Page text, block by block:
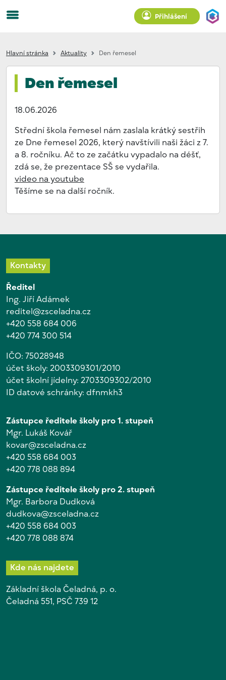
Přihlášení
Hlavní stránka Aktuality Den řemesel
Den řemesel
18.06.2026
Střední škola řemesel nám zaslala krátký sestřih
ze Dne řemesel 2026, který navštívili naši žáci z 7.
a 8. ročníku. Ač to ze začátku vypadalo na déšť,
zdá se, že prezentace SŠ se vydařila.
video na youtube
Těšíme se na další ročník.
Kontakty
Ředitel
Ing. Jiří Adámek
reditel@zsceladna.cz
+420 558 684 006
+420 774 300 514
IČO: 75028948
účet školy: 2003309301/2010
účet školní jídelny: 2703309302/2010
ID datové schránky: dfnmkh3
Zástupce ředitele školy pro 1. stupeň
Mgr. Lukáš Kovář
kovar@zsceladna.cz
+420 558 684 003
+420 778 088 894
Zástupce ředitele školy pro 2. stupeň
Mgr. Barbora Dudková
dudkova@zsceladna.cz
+420 558 684 003
+420 778 088 874
Kde nás najdete
Základní škola Čeladná, p. o.
Čeladná 551, PSČ 739 12